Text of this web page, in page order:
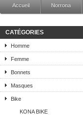
Accueil Norrona
CATÉGORIES
Homme
Femme
Bonnets
Masques
Bike
KONA BIKE